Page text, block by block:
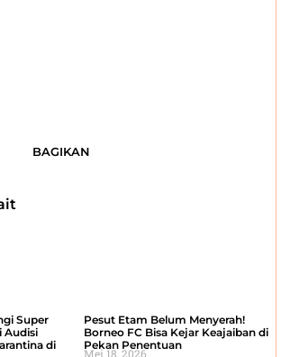
BAGIKAN
Super
Audisi
di
Pesut Etam Belum Menyerah!
Borneo FC Bisa Kejar Keajaiban di
Pekan Penentuan
Mei 18, 2026